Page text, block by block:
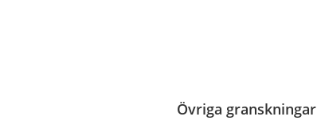
Övriga granskningar